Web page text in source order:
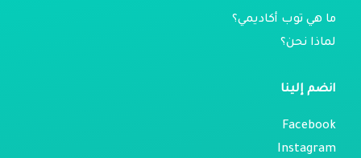
ما هي توب أكاديمي؟
لماذا نحن؟
انضم إلينا
Facebook
Instagram